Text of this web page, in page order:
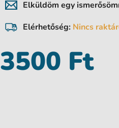
Elküldöm egy
Elérhetőség: Nincs
3500 Ft